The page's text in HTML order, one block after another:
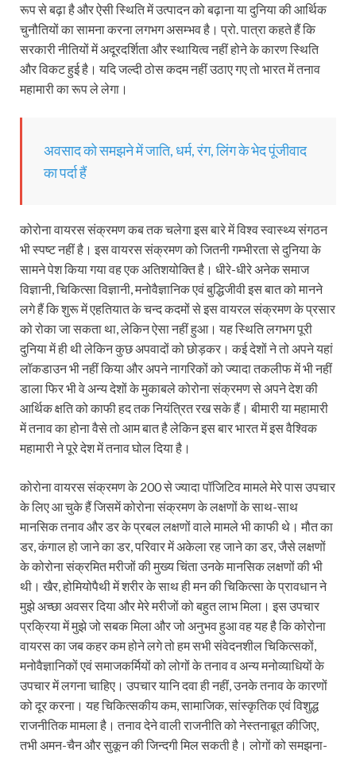
रूप से बढ़ा है और ऐसी स्थिति में उत्पादन को बढ़ाना या दुनिया की आर्थिक
चुनौतियों का सामना करना लगभग असम्भव है। प्रो. पात्रा कहते हैं कि
सरकारी नीतियों में अदूरदर्शिता और स्थायित्व नहीं होने के कारण स्थिति
और विकट हुई है। यदि जल्दी ठोस कदम नहीं उठाए गए तो भारत में तनाव
महामारी का रूप ले लेगा।
अवसाद को समझने में जाति, धर्म, रंग, लिंग के भेद पूंजीवाद
का पर्दा हैं
कोरोना वायरस संक्रमण कब तक चलेगा इस बारे में विश्व स्वास्थ्य संगठन
भी स्पष्ट नहीं है। इस वायरस संक्रमण को जितनी गम्भीरता से दुनिया के
सामने पेश किया गया वह एक अतिशयोक्ति है। धीरे-धीरे अनेक समाज
विज्ञानी, चिकित्सा विज्ञानी, मनोवैज्ञानिक एवं बुद्धिजीवी इस बात को मानने
लगे हैं कि शुरू में एहतियात के चन्द कदमों से इस वायरल संक्रमण के प्रसार
को रोका जा सकता था, लेकिन ऐसा नहीं हुआ। यह स्थिति लगभग पूरी
दुनिया में ही थी लेकिन कुछ अपवादों को छोड़कर। कई देशों ने तो अपने यहां
लॉकडाउन भी नहीं किया और अपने नागरिकों को ज्यादा तकलीफ में भी नहीं
डाला फिर भी वे अन्य देशों के मुकाबले कोरोना संक्रमण से अपने देश की
आर्थिक क्षति को काफी हद तक नियंत्रित रख सके हैं। बीमारी या महामारी
में तनाव का होना वैसे तो आम बात है लेकिन इस बार भारत में इस वैश्विक
महामारी ने पूरे देश में तनाव घोल दिया है।
कोरोना वायरस संक्रमण के 200 से ज्यादा पॉजिटिव मामले मेरे पास उपचार
के लिए आ चुके हैं जिसमें कोरोना संक्रमण के लक्षणों के साथ-साथ
मानसिक तनाव और डर के प्रबल लक्षणों वाले मामले भी काफी थे। मौत का
डर, कंगाल हो जाने का डर, परिवार में अकेला रह जाने का डर, जैसे लक्षणों
के कोरोना संक्रमित मरीजों की मुख्य चिंता उनके मानसिक लक्षणों की भी
थी। खैर, होमियोपैथी में शरीर के साथ ही मन की चिकित्सा के प्रावधान ने
मुझे अच्छा अवसर दिया और मेरे मरीजों को बहुत लाभ मिला। इस उपचार
प्रक्रिया में मुझे जो सबक मिला और जो अनुभव हुआ वह यह है कि कोरोना
वायरस का जब कहर कम होने लगे तो हम सभी संवेदनशील चिकित्सकों,
मनोवैज्ञानिकों एवं समाजकर्मियों को लोगों के तनाव व अन्य मनोव्याधियों के
उपचार में लगना चाहिए। उपचार यानि दवा ही नहीं, उनके तनाव के कारणों
को दूर करना। यह चिकित्सकीय कम, सामाजिक, सांस्कृतिक एवं विशुद्ध
राजनीतिक मामला है। तनाव देने वाली राजनीति को नेस्तनाबूत कीजिए,
तभी अमन-चैन और सुकून की जिन्दगी मिल सकती है। लोगों को समझना-